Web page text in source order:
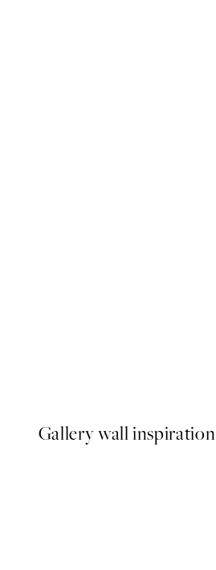
Gallery wall inspiration